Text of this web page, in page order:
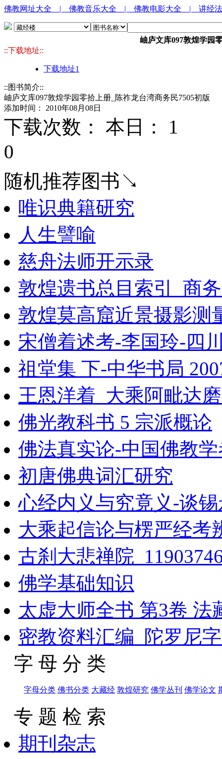
佛教网址大全 | 佛教音乐大全 | 佛教电影大全 | 讲经
岫庐文库097敦煌学园
::下载地址::
下载地址1
::图书简介::
岫庐文库097敦煌学园零拾上册_陈祚龙台湾商务民7505初版
添加时间： 2010年08月08日
下载次数： 本日： 1
0
随机推荐图书↘
唯识典籍研究
人生譬喻
慈舟法师开示录
敦煌遗书总目索引_商
敦煌莫高窟近景摄影测
宋僧着述考-李国玲-四
祖堂集 下-中华书局
王恩洋着_大乘阿毗达
佛光教科书 5 宗派概论
佛法真实论-中国佛教
初唐佛典词汇研究
心经内义与究竟义-谈
大乘起信论与楞严经考
古刹大悲禅院
佛学基础知识
太虚大师全书 第3卷 法
密教资料汇编_陀罗尼
字 母 分 类
字母分类 佛书分类 大藏经 敦煌研究 佛学丛刊 佛学论文
专 题 检 索
期刊杂志